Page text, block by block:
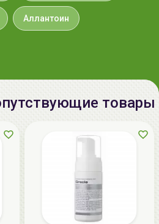
Беларусь, 220020 Минск,
4/1-136.
Аллантоин
товары